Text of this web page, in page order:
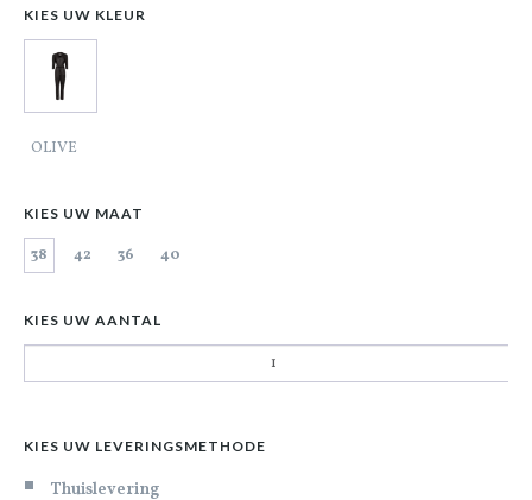
KIES UW KLEUR
OLIVE
KIES UW MAAT
38 42 36 40
KIES UW AANTAL
KIES UW LEVERINGSMETHODE
Thuislevering